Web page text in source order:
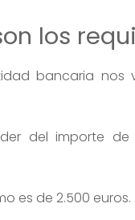
los
bancaria nos
del importe de
es de 2.500 euros.